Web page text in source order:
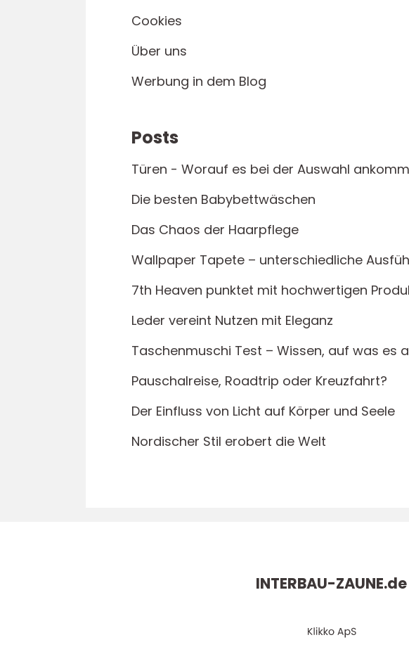
Cookies
Über uns
Werbung in dem Blog
Posts
Türen - Worauf es bei der Auswahl
Die besten Babybettwäschen
Das Chaos der Haarpflege
Wallpaper Tapete – unterschiedliche
7th Heaven punktet mit hochwertigen
Leder vereint Nutzen mit Eleganz
Taschenmuschi Test – Wissen, auf was es
Pauschalreise, Roadtrip oder Kreuzfahrt?
Der Einfluss von Licht auf Körper und Seele
Nordischer Stil erobert die Welt
INTERBAU-ZAUNE.de